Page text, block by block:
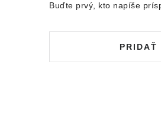
Buďte prvý, kto napíše
PRIDAŤ